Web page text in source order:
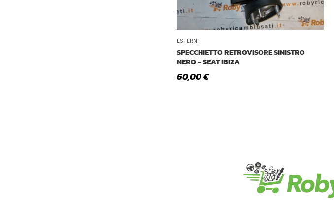
ESTERNI
SPECCHIETTO RETROVISORE SINISTRO
NERO – SEAT IBIZA
60,00€